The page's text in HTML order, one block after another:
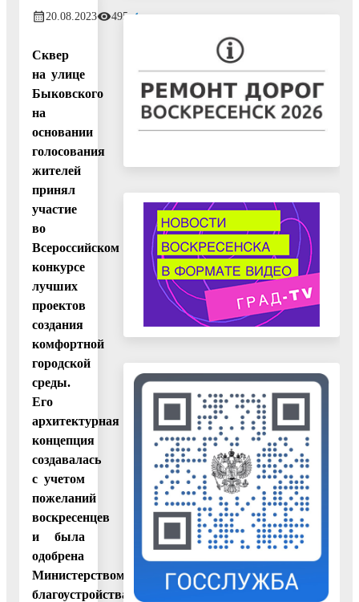
20.08.2023 495
Сквер
на улице
Быковского
на
основании
голосования
жителей
принял
участие
во
Всероссийском
конкурсе
лучших
проектов
создания
комфортной
городской
среды.
Его
архитектурная
концепция
создавалась
с учетом
пожеланий
воскресенцев
и была
одобрена
Министерством
благоустройства